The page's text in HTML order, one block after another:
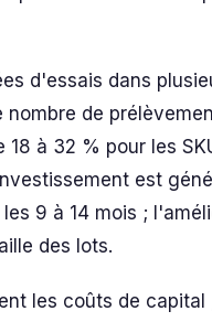
d'essais dans
nombre de
18 à 32 % pour les
est
9 à 14 mois ;
des lots.
les coûts de capital